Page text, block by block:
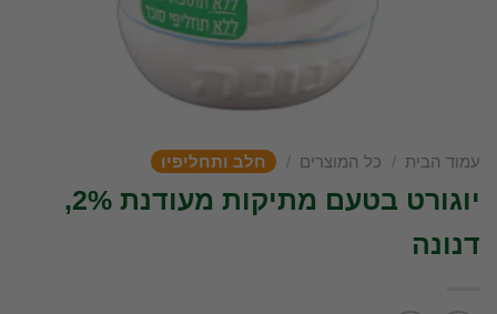
עמוד הבית / כל המוצרים / חלב ותחליפיו
יוגורט בטעם מתיקות מעודנת 2%,
דנונה